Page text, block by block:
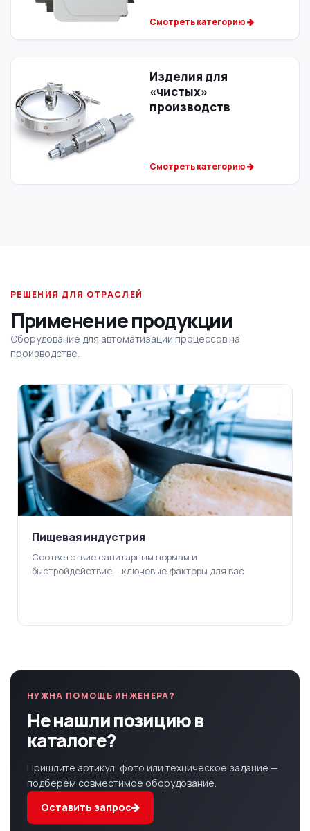
Смотреть категорию
Изделия для
«чистых»
производств
Смотреть категорию
РЕШЕНИЯ ДЛЯ ОТРАСЛЕЙ
Применение продукции
Оборудование для автоматизации процессов на
производстве.
Пищевая индустрия
Соответствие санитарным нормам и
быстройдействие - ключевые факторы для вас
НУЖНА ПОМОЩЬ ИНЖЕНЕРА?
Не нашли позицию в
каталоге?
Пришлите артикул, фото или техническое задание —
подберём совместимое оборудование.
Оставить запрос